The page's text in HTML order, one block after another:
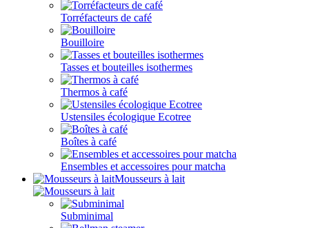
Torréfacteurs de café
Bouilloire
Tasses et bouteilles isothermes
Thermos à café
Ustensiles écologique Ecotree
Boîtes à café
Ensembles et accessoires pour matcha
Mousseurs à lait
Subminimal